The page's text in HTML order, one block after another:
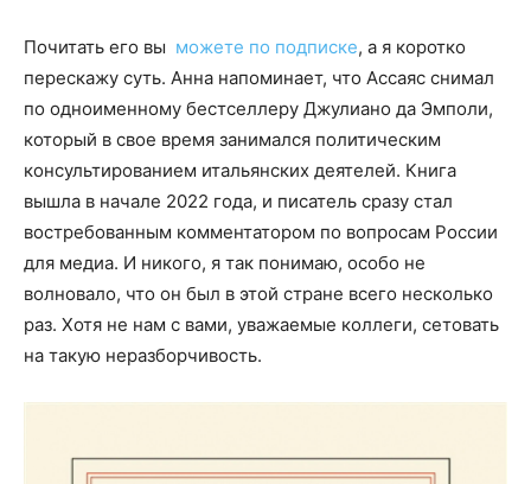
Почитать его вы можете по подписке, а я коротко
перескажу суть. Анна напоминает, что Ассаяс снимал
по одноименному бестселлеру Джулиано да Эмполи,
который в свое время занимался политическим
консультированием итальянских деятелей. Книга
вышла в начале 2022 года, и писатель сразу стал
востребованным комментатором по вопросам России
для медиа. И никого, я так понимаю, особо не
волновало, что он был в этой стране всего несколько
раз. Хотя не нам с вами, уважаемые коллеги, сетовать
на такую ​​неразборчивость.